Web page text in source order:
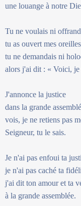
une louange à notre
Tu ne voulais ni
tu as ouvert mes
tu ne demandais ni
alors j'ai dit : « Voici, je
J'annonce la justice
dans la grande
vois, je ne retiens pas
Seigneur, tu le sais.
Je n'ai pas enfoui ta
je n'ai pas caché ta
j'ai dit ton amour et ta
à la grande assemblée.